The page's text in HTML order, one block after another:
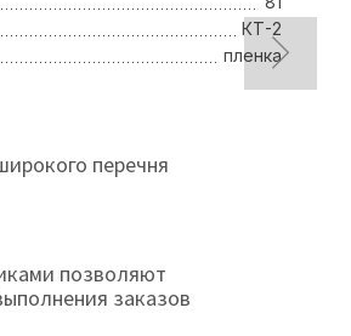
КТ-2
пленка
перечня
позволяют
заказов